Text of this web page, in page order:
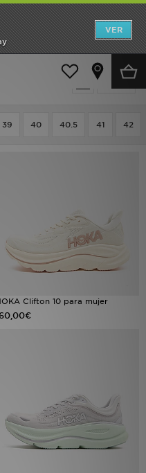
VER
mujer Zapatillas
39 40 40.5 41 42
Clifton 10 para mujer